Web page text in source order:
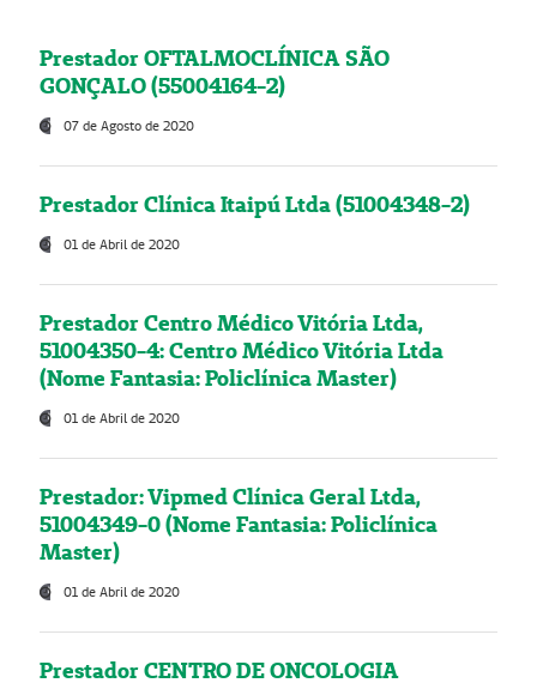
Prestador OFTALMOCLÍNICA SÃO
GONÇALO (55004164-2)
07 de Agosto de 2020
Prestador Clínica Itaipú Ltda (51004348-2)
01 de Abril de 2020
Prestador Centro Médico Vitória Ltda,
51004350-4: Centro Médico Vitória Ltda
(Nome Fantasia: Policlínica Master)
01 de Abril de 2020
Prestador: Vipmed Clínica Geral Ltda,
51004349-0 (Nome Fantasia: Policlínica
Master)
01 de Abril de 2020
Prestador CENTRO DE ONCOLOGIA